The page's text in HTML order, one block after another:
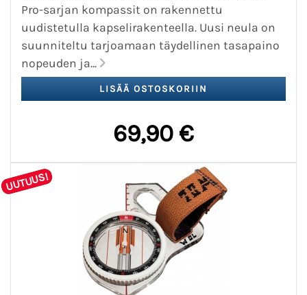
Pro-sarjan kompassit on rakennettu
uudistetulla kapselirakenteella. Uusi neula on
suunniteltu tarjoamaan täydellinen tasapaino
nopeuden ja...
69,90 €
UUTUUS!